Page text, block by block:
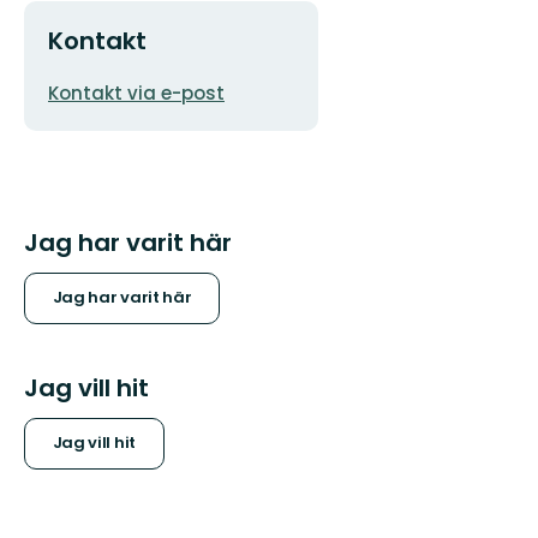
Kontakt
E-
Kontakt via e-post
Jag har varit här
Jag har varit här
Jag vill hit
Jag vill hit